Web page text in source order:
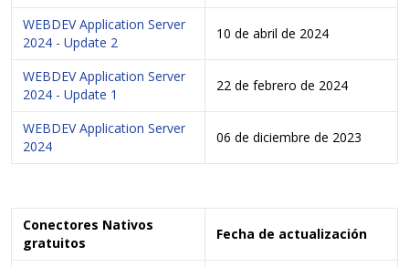
WEBDEV Application Server
2024 - Update 2
10 de abril de 2024
WEBDEV Application Server
2024 - Update 1
22 de febrero de 2024
WEBDEV Application Server
2024
06 de diciembre de 2023
Conectores Nativos
gratuitos
Fecha de actualización